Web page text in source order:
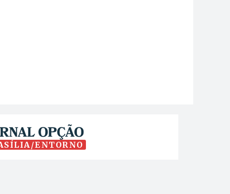
ENTORNO